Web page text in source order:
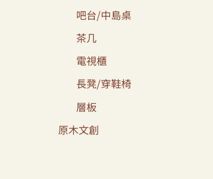
吧台/中島桌
茶几
電視櫃
長凳/穿鞋椅
層板
原木文創